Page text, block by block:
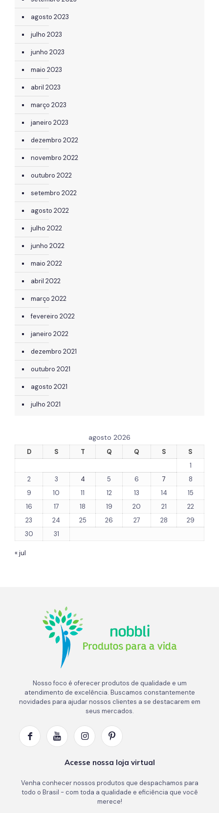
agosto 2023
julho 2023
junho 2023
maio 2023
abril 2023
março 2023
janeiro 2023
dezembro 2022
novembro 2022
outubro 2022
setembro 2022
agosto 2022
julho 2022
junho 2022
maio 2022
abril 2022
março 2022
fevereiro 2022
janeiro 2022
dezembro 2021
outubro 2021
agosto 2021
julho 2021
agosto 2026
D S T Q Q S
S
1
2
3 4 5 6 7
8
9
10 11 12 13 14
15
16
17 18 19 20 21
22
23
24 25 26 27 28
29
30
31
« jul
Nosso foco é oferecer produtos de qualidade e um
atendimento de excelência. Buscamos constantemente
novidades para ajudar nossos clientes a se destacarem em
seus mercados.
Acesse nossa loja virtual
Venha conhecer nossos produtos que despachamos para
todo o Brasil - com toda a qualidade e eficiência que você
merece!